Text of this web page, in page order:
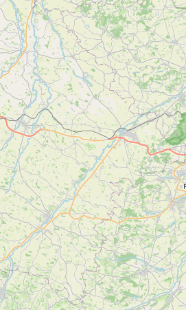
2
Chapelle Notre-Dame-de-la-Goutte
MONTARDIT